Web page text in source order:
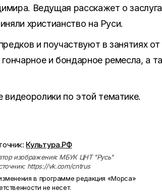
Ведущая расскажет о
христианство на Руси.
и поучаствуют в занятиях от
и бондарное ремесла, а
по этой тематике.
Культура.РФ
изображения: МБУК ЦНТ "Русь"
https://vk.com/cntrus
в программе редакция «Морса»
не несет.